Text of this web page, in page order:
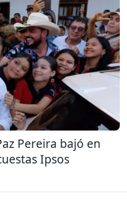
Pereira bajó en
Ipsos